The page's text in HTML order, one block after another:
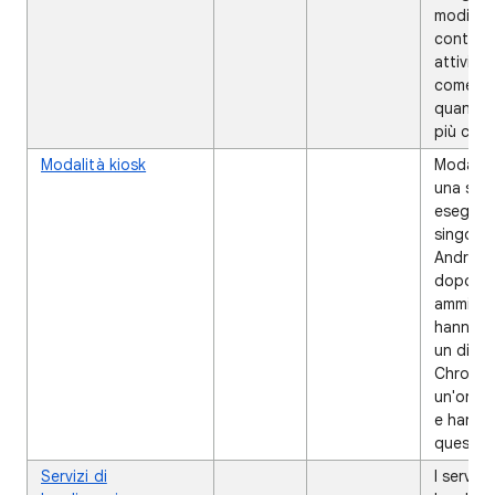
attività
come
quando
più
Modalità kiosk
una
esegue
singola
dopo
hanno
un
e
questa
Servizi di
I servizi